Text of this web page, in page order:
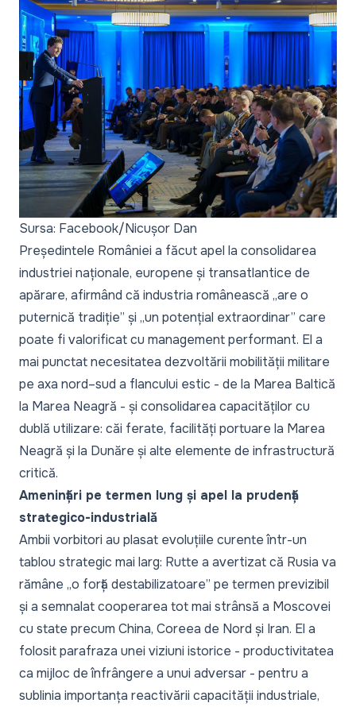
Sursa: Facebook/Nicușor Dan
Președintele României a făcut apel la consolidarea
industriei naționale, europene și transatlantice de
apărare, afirmând că industria românească „are o
puternică tradiție” și „un potențial extraordinar” care
poate fi valorificat cu management performant. El a
mai punctat necesitatea dezvoltării mobilității militare
pe axa nord–sud a flancului estic - de la Marea Baltică
la Marea Neagră - și consolidarea capacităților cu
dublă utilizare: căi ferate, facilități portuare la Marea
Neagră și la Dunăre și alte elemente de infrastructură
critică.
Amenințări pe termen lung și apel la prudență
strategico-industrială
Ambii vorbitori au plasat evoluțiile curente într-un
tablou strategic mai larg: Rutte a avertizat că Rusia va
rămâne „o forță destabilizatoare” pe termen previzibil
și a semnalat cooperarea tot mai strânsă a Moscovei
cu state precum China, Coreea de Nord și Iran. El a
folosit parafraza unei viziuni istorice - productivitatea
ca mijloc de înfrângere a unui adversar - pentru a
sublinia importanța reactivării capacității industriale,